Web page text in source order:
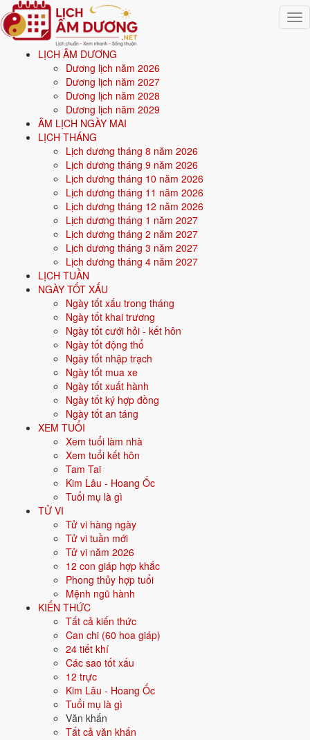
LỊCH ÂM DƯƠNG
Dương lịch năm 2026
Dương lịch năm 2027
Dương lịch năm 2028
Dương lịch năm 2029
ÂM LỊCH NGÀY MAI
LỊCH THÁNG
Lịch dương tháng 8 năm 2026
Lịch dương tháng 9 năm 2026
Lịch dương tháng 10 năm 2026
Lịch dương tháng 11 năm 2026
Lịch dương tháng 12 năm 2026
Lịch dương tháng 1 năm 2027
Lịch dương tháng 2 năm 2027
Lịch dương tháng 3 năm 2027
Lịch dương tháng 4 năm 2027
LỊCH TUẦN
NGÀY TỐT XẤU
Ngày tốt xấu trong tháng
Ngày tốt khai trương
Ngày tốt cưới hỏi - kết hôn
Ngày tốt động thổ
Ngày tốt nhập trạch
Ngày tốt mua xe
Ngày tốt xuất hành
Ngày tốt ký hợp đồng
Ngày tốt an táng
XEM TUỔI
Xem tuổi làm nhà
Xem tuổi kết hôn
Tam Tai
Kim Lâu - Hoang Ốc
Tuổi mụ là gì
TỬ VI
Tử vi hàng ngày
Tử vi tuần mới
Tử vi năm 2026
12 con giáp hợp khắc
Phong thủy hợp tuổi
Mệnh ngũ hành
KIẾN THỨC
Tất cả kiến thức
Can chi (60 hoa giáp)
24 tiết khí
Các sao tốt xấu
12 trực
Kim Lâu - Hoang Ốc
Tuổi mụ là gì
Văn khấn
Tất cả văn khấn
Trang chủ
Mệnh ngũ hành
Nạp âm Giản Hạ Thủy
Nạp âm Giản Hạ Thủy -
Mệnh Thủy
Giản Hạ Thủy là một trong 30 nạp âm của vòng 60 hoa giáp, thuộc
- tượng trưng cho "Nước cuối khe". Nạp âm này ứng với 2
Bính Tý, Đinh Sửu.
Giản Hạ Thủy = mệnhThủy, gồm 2 tuổi Bính Tý, Đinh Sửu.
Đen, Xanh dương, Xanh nước biển.
Tương sinh: Kim (Kim sinh Thủy); Mộc (Thủy sinh Mộc).
Thổ (Thổ khắc Thủy); Hỏa (Thủy khắc Hỏa).
Nạp âm Giản Hạ Thủy là gì?
Giản Hạ Thủy
Mệnh Thủy · Nước cuối khe · Tuổi Bính Tý, Đinh Sửu
Giản Hạ Thủy lànạp âmchi tiết của cặp can chi Bính Tý và Đinh Sửu,
được xếp vào mệnh lớn
lưu chuyển. Người mệnh Thủy thông minh, khéo léo, trí tuệ.
Tên nạp âm
Giản Hạ Thủy
💧 Thủy
Ý nghĩa biểu tượngNước cuối khe
2 tuổi (can chi)
Bính Tý, Đinh Sửu
Màu hợp
Hướng hợp
Bắc
Giản Hạ Thủy hợp màu gì, hướng
Người mệnh Thủy (Giản Hạ Thủy) hợp nhóm màu
Xanh nước biểnvà hướngBắc
phục và bố trí hướng để tăng vận khí.
Màu sắc hợp mệnh Thủy
Ưu tiên các màu bản mệnh và màu tương sinh:
Xanh nước biển. Dùng cho quần áo, sơn tường, xe cộ, vật phẩm
phong thủy để hỗ trợ tài lộc và sức khỏe.